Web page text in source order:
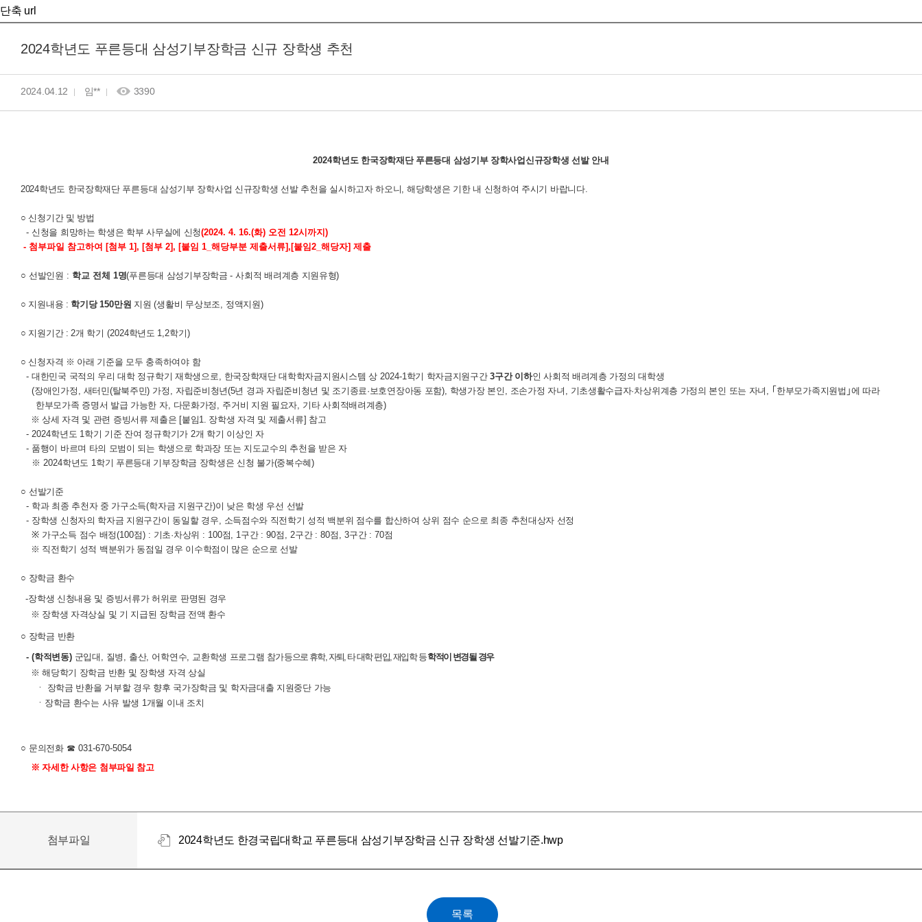
단축 url
2024학년도 푸른등대 삼성기부장학금 신규 장학생 추천
2024.04.12 임** 3390
2024학년도 한국장학재단 푸른등대 삼성기부 장학사업 신규장학생 선발 안내
2024학년도 한국장학재단 푸른등대 삼성기부 장학사업 신규장학생 선발 추천을 실시하고자 하오니, 해당학생은 기한 내 신청하여 주시기 바랍니다.
○ 신청기간 및 방법
- 신청을 희망하는 학생은 학부 사무실에 신청(2024. 4. 16.(화) 오전 12시까지 )
- 첨부파일 참고하여 [첨부 1], [첨부 2], [붙임 1_해당부분 제출서류],[붙임2_해당자] 제출
○ 선발인원 : 학교 전체 1명(푸른등대 삼성기부장학금-사회적 배려계층 지원유형)
○ 지원내용 : 학기당150만원 지원(생활비 무상보조, 정액지원)
○ 지원기간 : 2개 학기 (2024학년도 1,2학기)
○ 신청자격 ※ 아래 기준을 모두 충족하여야 함
- 대한민국 국적의 우리 대학 정규학기 재학생으로, 한국장학재단 대학학자금지원시스템 상 2024-1학기 학자금지원구간3구간 이하인 사회적 배려계층 가정의 대학생
(장애인가정 , 새터민(탈북주민) 가정 , 자립준비청년(5년 경과 자립준비청년 및 조기종료·보호연장아동 포함), 학생가장 본인 , 조손가정 자녀 , 기초생활수급자·차상위계층 가정의 본인 또는 자녀 , ｢ 한부모가족지원법 ｣에 따라
한부모가족 증명서 발급 가능한 자, 다문화가정 , 주거비 지원 필요자, 기타 사회적배려계층)
※ 상세 자격 및 관련 증빙서류 제출은 [붙임1. 장학생 자격 및 제출서류] 참고
- 2024학년도 1학기 기준 잔여 정규학기가 2개 학기 이상인 자
- 품행이 바르며 타의 모범이 되는 학생으로 학과장 또는 지도교수의 추천을 받은 자
※ 2024학년도 1학기 푸른등대 기부장학금 장학생은 신청 불가(중복수혜)
○ 선발기준
- 학과 최종 추천자 중 가구소득(학자금 지원구간)이 낮은 학생 우선 선발
- 장학생 신청자의 학자금 지원구간이 동일할 경우, 소득점수와 직전학기 성적 백분위 점수를 합산하여 상위 점수 순으로 최종 추천대상자 선정
※ 가구소득 점수 배정(100점) : 기초·차상위 : 100점, 1구간 : 90점 , 2구간 : 80점 , 3구간 : 70점
※ 직전학기 성적 백분위가 동점일 경우 이수학점이 많은 순으로 선발
○ 장학금 환수
-장학생 신청내용 및 증빙서류가 허위로 판명된 경우
※ 장학생 자격상실 및 기 지급된 장학금 전액 환수
○ 장학금 반환
- (학적변동) 군입대 질병 출산, 어학연수 교환학생 프로그램 참가 등으로 휴학, 자퇴 타 대학 편입 재입학 등학적이 변경될 경우
※해당학기 장학금 반환 및 장학생 자격 상실
ㆍ 장학금 반환을 거부할 경우 향후 국가장학금 및 학자금대출 지원중단 가능
ㆍ 장학금 환수는 사유 발생 1 개월 이내 조치
○ 문의전화 ☎ 031-670-5054
※ 자세한 사항은 첨부파일 참고
첨부파일 2024학년도 한경국립대학교 푸른등대 삼성기부장학금 신규 장학생 선발기준.hwp